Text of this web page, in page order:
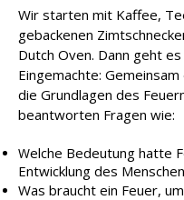
Wir starten mit Kaffee,
gebackenen
Dutch Oven. Dann geht es
Eingemachte:
die Grundlagen des
beantworten Fragen wie:
Welche Bedeutung hatte
Entwicklung des
Was braucht ein Feuer,